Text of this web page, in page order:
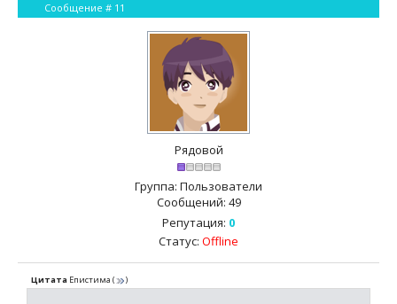
Сообщение # 11
Рядовой
Группа: Пользователи
Сообщений: 49
Репутация: 0
Статус: Offline
Цитата Епистима ( )